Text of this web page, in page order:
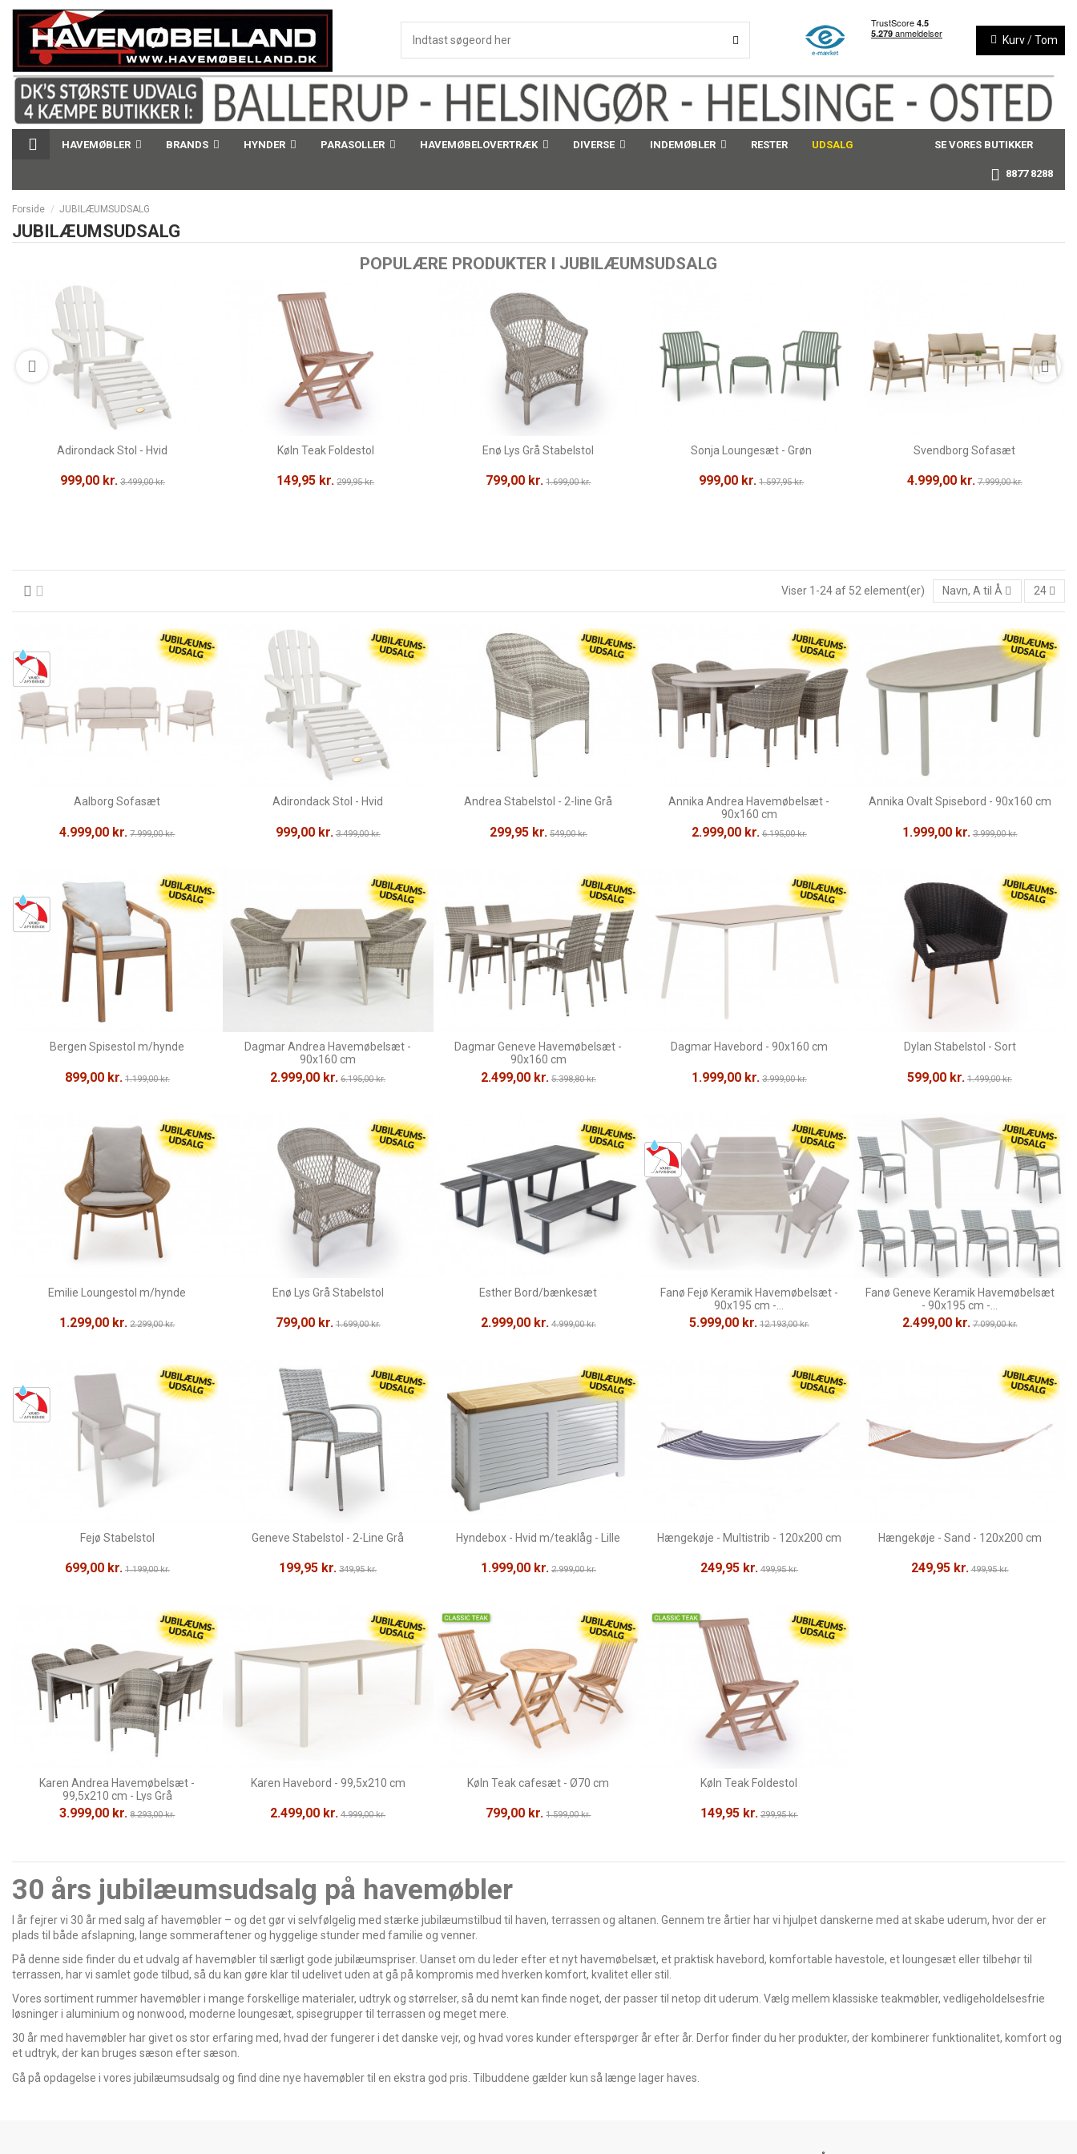
Kurv/Tom
HAVEMØBLER BRANDS HYNDER PARASOLLER HAVEMØBELOVERTRÆK DIVERSE INDEMØBLER SE VORES BUTIKKER
RESTER UDSALG
8877 8288
Forside JUBILÆUMSUDSALG
JUBILÆUMSUDSALG
POPULÆRE PRODUKTER I JUBILÆUMSUDSALG
Adirondack Stol - Hvid
999,00 kr. 3.499,00 kr.
Køln Teak Foldestol
149,95 kr. 299,95 kr.
Enø Lys Grå Stabelstol
799,00 kr. 1.699,00 kr.
Sonja Loungesæt - Grøn
999,00 kr. 1.597,95 kr.
Svendborg Sofasæt
4.999,00 kr. 7.999,00 kr.
Viser 1-24 af 52 element(er) Navn, A til Å 24
Aalborg Sofasæt
4.999,00 kr. 7.999,00 kr.
Adirondack Stol - Hvid
999,00 kr. 3.499,00 kr.
Andrea Stabelstol - 2-line Grå
299,95 kr. 549,00 kr.
Annika Andrea Havemøbelsæt -
90x160 cm
2.999,00 kr. 6.195,00 kr.
Annika Ovalt Spisebord - 90x160 cm
1.999,00 kr. 3.999,00 kr.
Bergen Spisestol m/hynde
899,00 kr. 1.199,00 kr.
Dagmar Andrea Havemøbelsæt -
90x160 cm
2.999,00 kr. 6.195,00 kr.
Dagmar Geneve Havemøbelsæt -
90x160 cm
2.499,00 kr. 5.398,80 kr.
Dagmar Havebord - 90x160 cm
1.999,00 kr. 3.999,00 kr.
Dylan Stabelstol - Sort
599,00 kr. 1.499,00 kr.
Emilie Loungestol m/hynde
1.299,00 kr. 2.299,00 kr.
Enø Lys Grå Stabelstol
799,00 kr. 1.699,00 kr.
Esther Bord/bænkesæt
2.999,00 kr. 4.999,00 kr.
Fanø Fejø Keramik Havemøbelsæt -
90x195 cm -...
5.999,00 kr. 12.193,00 kr.
Fanø Geneve Keramik Havemøbelsæt
- 90x195 cm -...
2.499,00 kr. 7.099,00 kr.
Fejø Stabelstol
699,00 kr. 1.199,00 kr.
Geneve Stabelstol - 2-Line Grå
199,95 kr. 349,95 kr.
Hyndebox - Hvid m/teaklåg - Lille
1.999,00 kr. 2.999,00 kr.
Hængekøje - Multistrib - 120x200 cm
249,95 kr. 499,95 kr.
Hængekøje - Sand - 120x200 cm
249,95 kr. 499,95 kr.
Karen Andrea Havemøbelsæt -
99,5x210 cm - Lys Grå
3.999,00 kr. 8.293,00 kr.
Karen Havebord - 99,5x210 cm
2.499,00 kr. 4.999,00 kr.
Køln Teak cafesæt - Ø70 cm
799,00 kr. 1.599,00 kr.
Køln Teak Foldestol
149,95 kr. 299,95 kr.
30 års jubilæumsudsalg på havemøbler
I år fejrer vi 30 år med salg af havemøbler – og det gør vi selvfølgelig med stærke jubilæumstilbud til haven, terrassen og altanen. Gennem tre årtier har vi hjulpet danskerne med at skabe uderum, hvor der er
plads til både afslapning, lange sommeraftener og hyggelige stunder med familie og venner.
På denne side finder du et udvalg af havemøbler til særligt gode jubilæumspriser. Uanset om du leder efter et nyt havemøbelsæt, et praktisk havebord, komfortable havestole, et loungesæt eller tilbehør til
terrassen, har vi samlet gode tilbud, så du kan gøre klar til udelivet uden at gå på kompromis med hverken komfort, kvalitet eller stil.
Vores sortiment rummer havemøbler i mange forskellige materialer, udtryk og størrelser, så du nemt kan finde noget, der passer til netop dit uderum. Vælg mellem klassiske teakmøbler, vedligeholdelsesfrie
løsninger i aluminium og nonwood, moderne loungesæt, spisegrupper til terrassen og meget mere.
30 år med havemøbler har givet os stor erfaring med, hvad der fungerer i det danske vejr, og hvad vores kunder efterspørger år efter år. Derfor finder du her produkter, der kombinerer funktionalitet, komfort og
et udtryk, der kan bruges sæson efter sæson.
Gå på opdagelse i vores jubilæumsudsalg og find dine nye havemøbler til en ekstra god pris. Tilbuddene gælder kun så længe lager haves.